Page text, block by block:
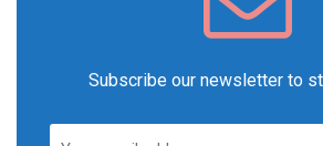
Subscribe our newsletter to